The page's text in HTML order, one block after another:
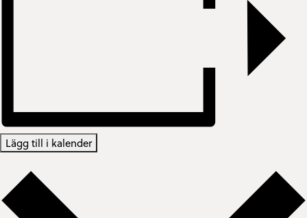
Lägg till i kalender